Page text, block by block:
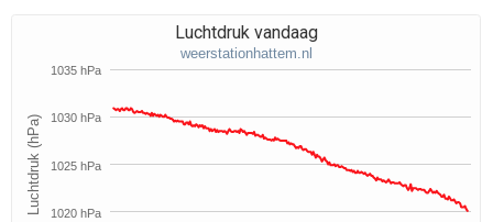
Luchtdruk (hPa)
Luchtdruk vandaag
weerstationhattem.nl
1020 hPa
1025 hPa
1030 hPa
1035 hPa